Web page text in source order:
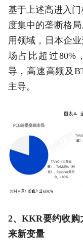
基于上述高进入
度集中的垄断格
用领域，日本企
场占比超过80%
导，高速高频及
主导。
2、KKR要约收购
来新变量